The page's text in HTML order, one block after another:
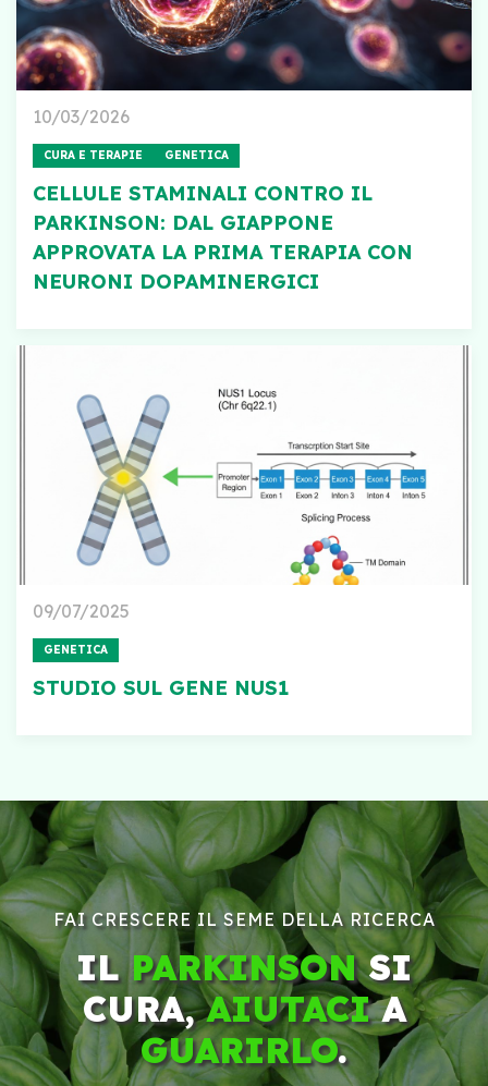
10/03/2026
CURA E TERAPIE GENETICA
CELLULE STAMINALI CONTRO IL
PARKINSON: DAL GIAPPONE
APPROVATA LA PRIMA TERAPIA CON
NEURONI DOPAMINERGICI
09/07/2025
GENETICA
STUDIO SUL GENE NUS1
FAI CRESCERE IL SEME DELLA RICERCA
ILPARKINSONSI
CURA,AIUTACIA
GUARIRLO.